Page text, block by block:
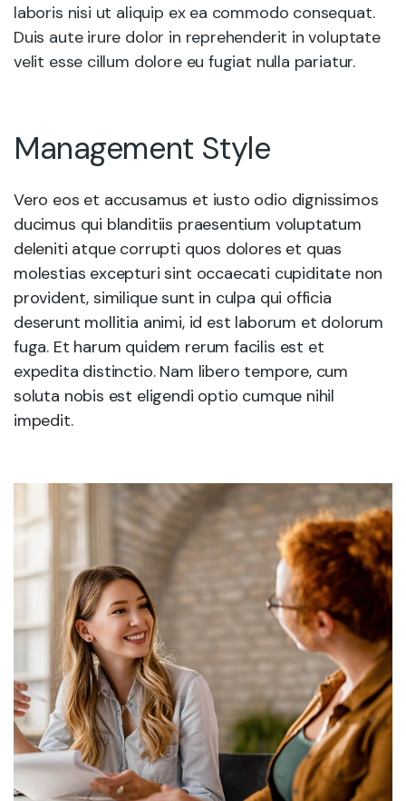
laboris nisi ut aliquip ex ea commodo consequat.
Duis aute irure dolor in reprehenderit in voluptate
velit esse cillum dolore eu fugiat nulla pariatur.
Management Style
Vero eos et accusamus et iusto odio dignissimos
ducimus qui blanditiis praesentium voluptatum
deleniti atque corrupti quos dolores et quas
molestias excepturi sint occaecati cupiditate non
provident, similique sunt in culpa qui officia
deserunt mollitia animi, id est laborum et dolorum
fuga. Et harum quidem rerum facilis est et
expedita distinctio. Nam libero tempore, cum
soluta nobis est eligendi optio cumque nihil
impedit.